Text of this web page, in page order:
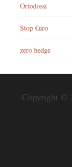
Ortodossi
Stop €uro
zero hedge
Copyright ©